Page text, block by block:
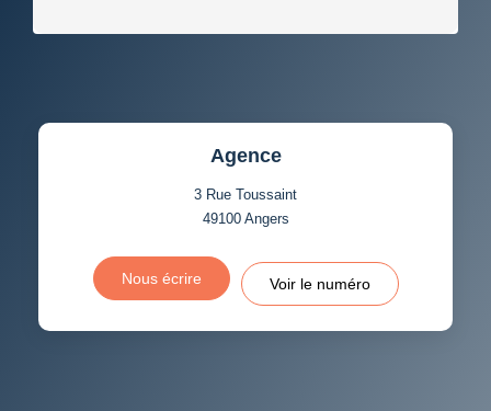
Agence
3 Rue Toussaint
49100 Angers
Nous écrire Voir le numéro